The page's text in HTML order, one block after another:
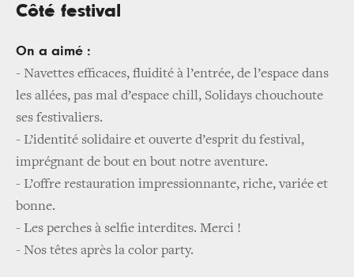
Côté festival
On a aimé :
- Navettes efficaces, fluidité à l’entrée, de l’espace dans
les allées, pas mal d’espace chill, Solidays chouchoute
ses festivaliers.
- L’identité solidaire et ouverte d’esprit du festival,
imprégnant de bout en bout notre aventure.
- L’offre restauration impressionnante, riche, variée et
bonne.
- Les perches à selfie interdites. Merci !
- Nos têtes après la color party.